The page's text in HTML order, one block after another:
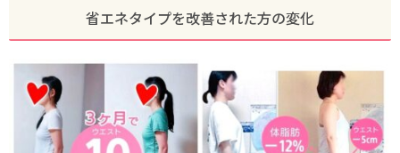
省エネタイプを改善された方の変化